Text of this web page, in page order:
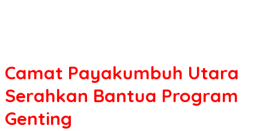
Camat Payakumbuh Utara
Serahkan Bantua Program
Genting